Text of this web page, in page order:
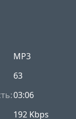
MP3
63
03:06
192 Kbps